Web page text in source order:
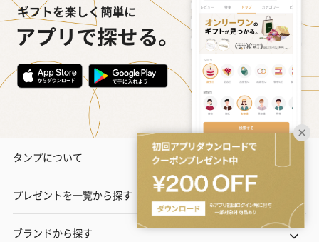
タンプについて
プレゼントを一覧から探す
ブランドから探す